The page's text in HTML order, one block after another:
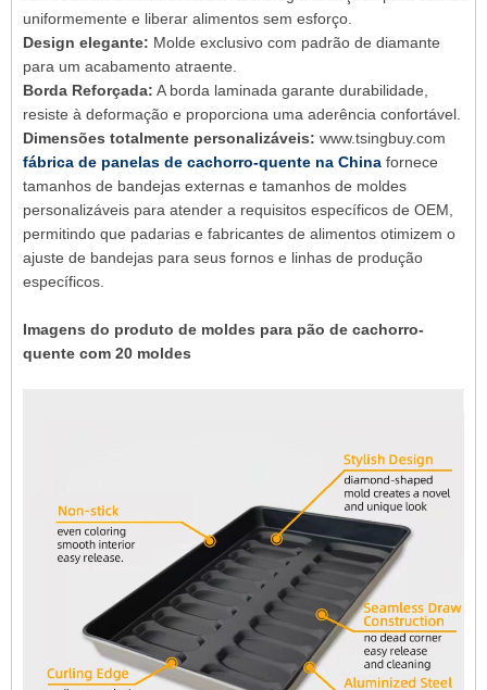
uniformemente e liberar alimentos sem esforço.
Design elegante: Molde exclusivo com padrão de diamante
para um acabamento atraente.
Borda Reforçada: A borda laminada garante durabilidade,
resiste à deformação e proporciona uma aderência confortável.
Dimensões totalmente personalizáveis: www.tsingbuy.com
fábrica de panelas de cachorro-quente na China fornece
tamanhos de bandejas externas e tamanhos de moldes
personalizáveis ​​para atender a requisitos específicos de OEM,
permitindo que padarias e fabricantes de alimentos otimizem o
ajuste de bandejas para seus fornos e linhas de produção
específicos.
Imagens do produto de moldes para pão de cachorro-
quente com 20 moldes